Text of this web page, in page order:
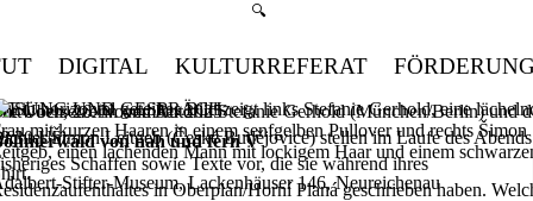
Suchmenü öffnen
🔍
DIGITAL KULTURREFERAT
UND GESPRÄCH
von nah und fern V
Übersetzerin und Autorin Stefanie Gerhold (München/Berlin) und
Šimon Leitgeb (České Budějovice) stellen im Laufe des
Schaffen sowie Texte vor, die sie während ihres
in Oberplan/Horní Planá geschrieben haben.
26. November 2025
Uhr
Stifter-Museum, Lackenhäuser 146, Neureichenau